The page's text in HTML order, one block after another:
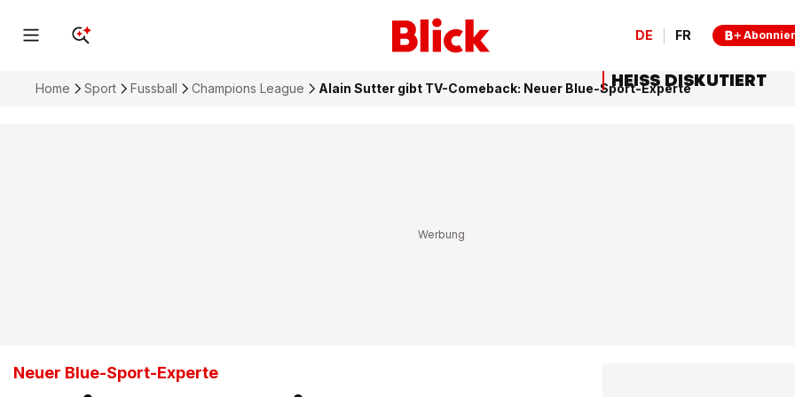
DE FR
Home Sport Fussball Champions League Alain Sutter gibt TV-Comeback: Neuer Blue-Sport-Experte
Neuer Blue-Sport-Experte
HEISS DISKUTIERT